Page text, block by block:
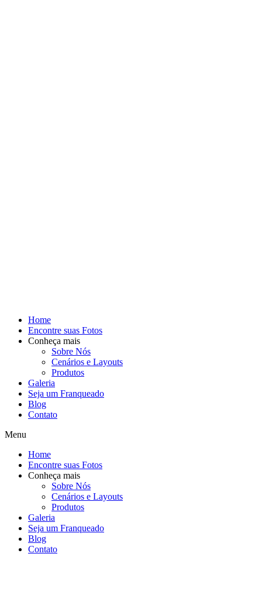
Home
Encontre suas Fotos
Conheça mais
Sobre Nós
Cenários e Layouts
Produtos
Galeria
Seja um Franqueado
Blog
Contato
Menu
Home
Encontre suas Fotos
Conheça mais
Sobre Nós
Cenários e Layouts
Produtos
Galeria
Seja um Franqueado
Blog
Contato